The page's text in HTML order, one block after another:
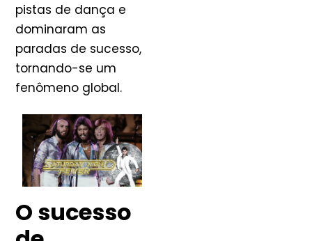
pistas de dança e
dominaram as
paradas de sucesso,
tornando-se um
fenômeno global.
O sucesso